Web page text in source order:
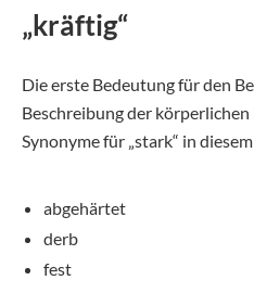
„kräftig“
Die erste Bedeutung für den
Beschreibung der
Synonyme für „stark“ in
abgehärtet
derb
fest